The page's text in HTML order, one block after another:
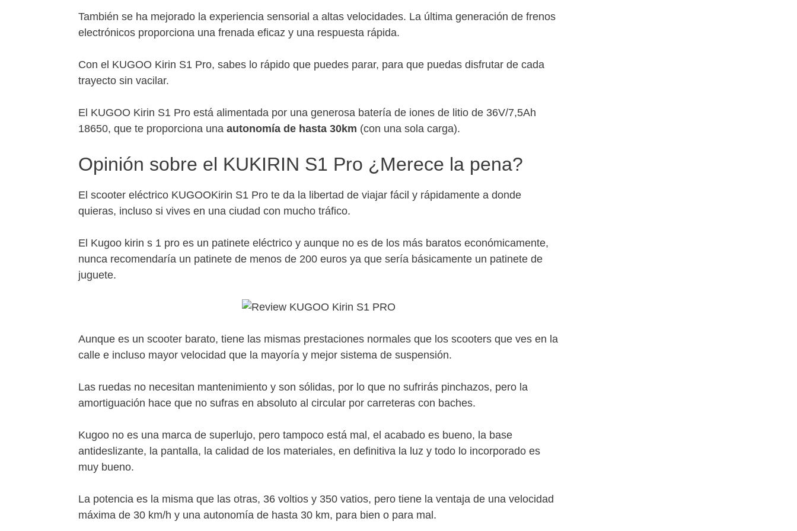
También se ha mejorado la experiencia sensorial a altas velocidades. La última generación de frenos
electrónicos proporciona una frenada eficaz y una respuesta rápida.
Con el KUGOO Kirin S1 Pro, sabes lo rápido que puedes parar, para que puedas disfrutar de cada
trayecto sin vacilar.
El KUGOO Kirin S1 Pro está alimentada por una generosa batería de iones de litio de 36V/7,5Ah
18650, que te proporciona una autonomía de hasta 30km (con una sola carga).
Opinión sobre el KUKIRIN S1 Pro ¿Merece la pena?
El scooter eléctrico KUGOOKirin S1 Pro te da la libertad de viajar fácil y rápidamente a donde
quieras, incluso si vives en una ciudad con mucho tráfico.
El Kugoo kirin s 1 pro es un patinete eléctrico y aunque no es de los más baratos económicamente,
nunca recomendaría un patinete de menos de 200 euros ya que sería básicamente un patinete de
juguete.
Aunque es un scooter barato, tiene las mismas prestaciones normales que los scooters que ves en la
calle e incluso mayor velocidad que la mayoría y mejor sistema de suspensión.
Las ruedas no necesitan mantenimiento y son sólidas, por lo que no sufrirás pinchazos, pero la
amortiguación hace que no sufras en absoluto al circular por carreteras con baches.
Kugoo no es una marca de superlujo, pero tampoco está mal, el acabado es bueno, la base
antideslizante, la pantalla, la calidad de los materiales, en definitiva la luz y todo lo incorporado es
muy bueno.
La potencia es la misma que las otras, 36 voltios y 350 vatios, pero tiene la ventaja de una velocidad
máxima de 30 km/h y una autonomía de hasta 30 km, para bien o para mal.